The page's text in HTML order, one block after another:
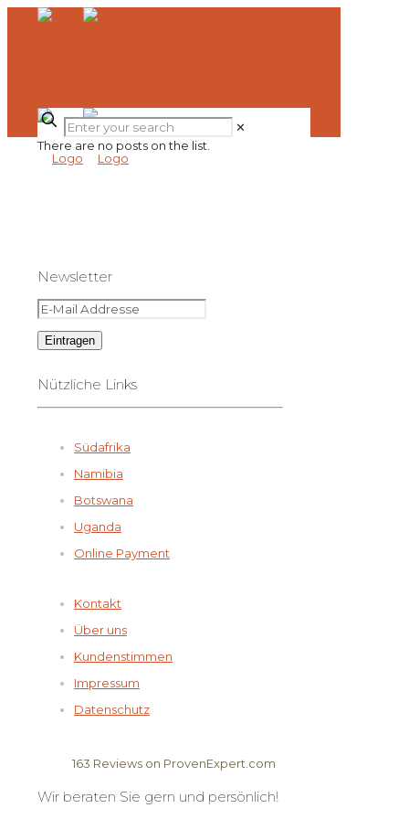
✕
There are no posts on the list.
Newsletter
Nützliche Links
Südafrika
Namibia
Botswana
Uganda
Online Payment
Kontakt
Über uns
Kundenstimmen
Impressum
Datenschutz
Elela Africa
163 Reviews on ProvenExpert.com
Wir beraten Sie gern und persönlich!